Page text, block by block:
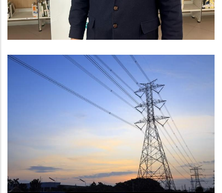
Recomanacions Per Les
Afectacions Provocades Per La
Gran Apagada Del
Subministrament Elèctric
Altres